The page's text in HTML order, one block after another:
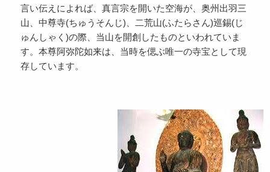
言い伝えによれば、真言宗を開いた空海が、奥州出羽三
山、中尊寺(ちゅうそんじ)、二荒山(ふたらさん)巡錫(じ
ゅんしゃく)の際、当山を開創したものといわれていま
す。本尊阿弥陀如来は、当時を偲ぶ唯一の寺宝として現
存しています。